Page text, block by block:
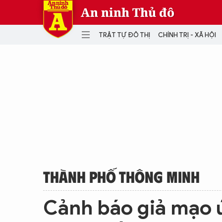
An ninh Thủ đô
TRẬT TỰ ĐÔ THỊ CHÍNH TRỊ - XÃ HỘI
THÀNH PHỐ THÔNG MINH
Cảnh báo giả mạo